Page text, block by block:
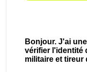
Bonjour. J'ai
vérifier l'identité
militaire et tireur